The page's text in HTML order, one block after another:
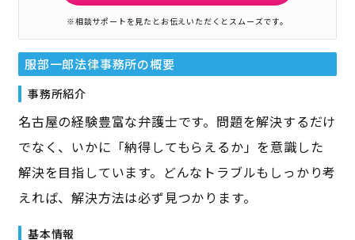
※相談サポートを見たとお伝えいただくとスムーズです。
服部一郎法律事務所の概要
事務所紹介
名古屋の経験豊富な弁護士です。問題を解決するだけ
でなく、いかに「納得してもらえるか」を意識した
解決を目指しています。どんなトラブルもしっかり考
えれば、解決方法は必ず見つかります。
基本情報